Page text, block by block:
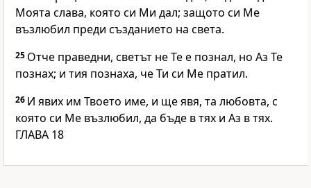
Моята слава, която си Ми дал; защото си Ме
възлюбил преди създанието на света.
25 Отче праведни, светът не Те е познал, но Аз Те
познах; и тия познаха, че Ти си Ме пратил.
26 И явих им Твоето име, и ще явя, та любовта, с
която си Ме възлюбил, да бъде в тях и Аз в тях.
ГЛАВА 18